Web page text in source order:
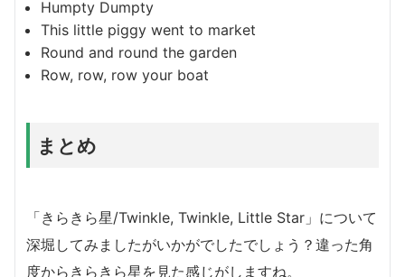
Humpty Dumpty
This little piggy went to market
Round and round the garden
Row, row, row your boat
まとめ
「きらきら星/Twinkle, Twinkle, Little Star」について
深堀してみましたがいかがでしたでしょう？違った角
度からきらきら星を見た感じがしますね。